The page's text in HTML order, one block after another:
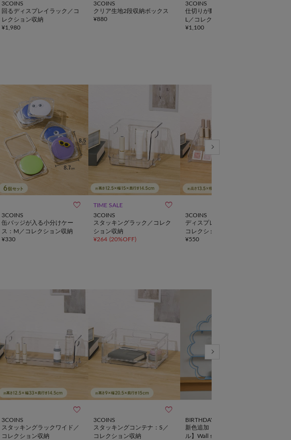
3COINS
回るディスプレイラック／コ
レクション収納
¥1,980
3COINS
クリア生地2段収納ボックス
¥880
3COINS
仕切りが動くカードケース：
L／コレクション収納
¥1,100

3COINS
缶バッジが入る小分けケー
ス：M／コレクション収納
¥330
TIME SALE 
3COINS
スタッキングラック／コレク
ション収納
¥264 (20%OFF)
3COINS
ディスプレイスタンド5段／
コレクション収納
¥550

3COINS
スタッキングラックワイド／
コレクション収納

3COINS
スタッキングコンテナ：S／
コレクション収納
BIRTHDAY BAR
新色追加！【SAHIR サヒー
ル】Wall shelf flower